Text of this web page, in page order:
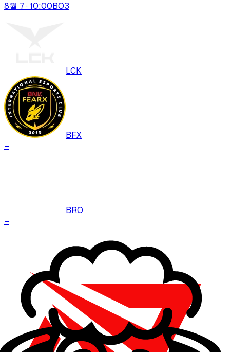
8월 7 · 10:00BO3
LCK
BFX
–
BRO
–